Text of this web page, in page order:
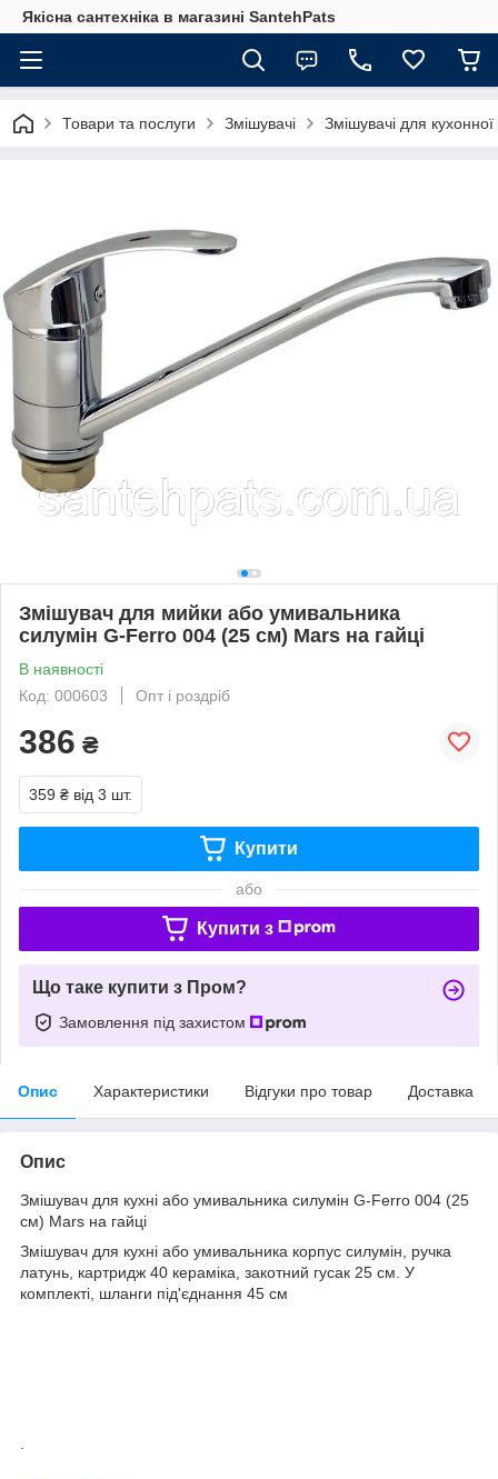
Якісна сантехніка в магазині SantehPats
Товари та послуги Змішувачі Змішувачі для
Змішувач для мийки або умивальника
силумін G-Ferro 004 (25 см) Mars на гайці
В наявності
Код: 000603
Опт і роздріб
386 ₴
359 ₴ від 3 шт.
Купити
або
Купити з
Що таке купити з Пром?
Замовлення під захистом
Опис Характеристики Відгуки про товар Доставка
Опис
Змішувач для кухні або умивальника силумін G-Ferro 004 (25
см) Mars на гайці
Змішувач для кухні або умивальника корпус силумін, ручка
латунь, картридж 40 кераміка, закотний гусак 25 см. У
комплекті, шланги під'єднання 45 см